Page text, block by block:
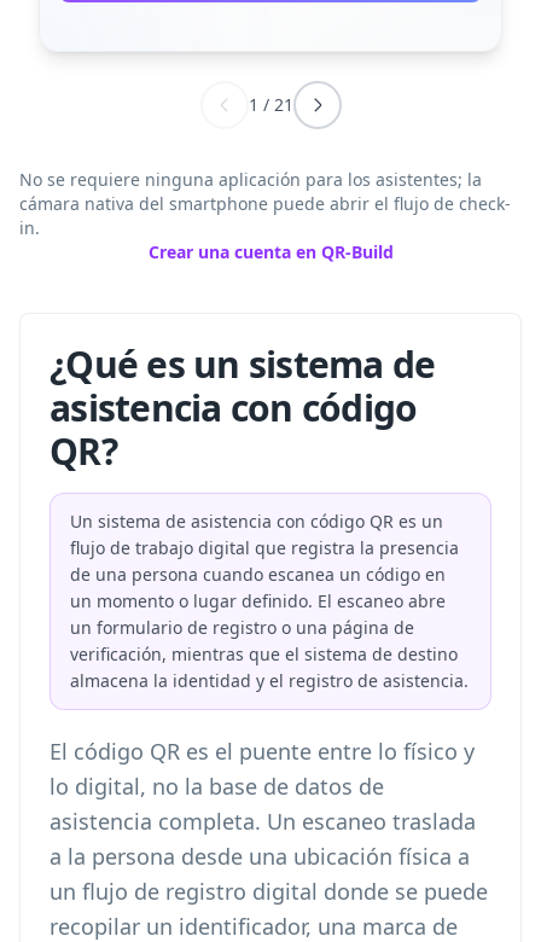
1 / 21
No se requiere ninguna aplicación para los asistentes; la
cámara nativa del smartphone puede abrir el flujo de check-
in.
Crear una cuenta en QR-Build
¿Qué es un sistema de
asistencia con código
QR?
Un sistema de asistencia con código QR es un
flujo de trabajo digital que registra la presencia
de una persona cuando escanea un código en
un momento o lugar definido. El escaneo abre
un formulario de registro o una página de
verificación, mientras que el sistema de destino
almacena la identidad y el registro de asistencia.
El código QR es el puente entre lo físico y
lo digital, no la base de datos de
asistencia completa. Un escaneo traslada
a la persona desde una ubicación física a
un flujo de registro digital donde se puede
recopilar un identificador, una marca de